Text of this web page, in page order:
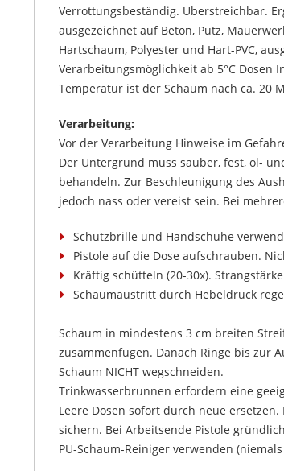
Verrottungsbeständig. Überstreichbar.
ausgezeichnet auf Beton, Putz,
Hartschaum, Polyester und Hart-PVC,
Verarbeitungsmöglichkeit ab 5°C Dosen
Temperatur ist der Schaum nach ca. 20
Verarbeitung:
Vor der Verarbeitung Hinweise im
Der Untergrund muss sauber, fest, öl-
behandeln. Zur Beschleunigung des
jedoch nass oder vereist sein. Bei
Schutzbrille und Handschuhe
Pistole auf die Dose aufschrauben.
Kräftig schütteln (20-30x).
Schaumaustritt durch Hebeldruck
Schaum in mindestens 3 cm breiten
zusammenfügen. Danach Ringe bis zur
Schaum NICHT wegschneiden.
Trinkwasserbrunnen erfordern eine
Leere Dosen sofort durch neue
sichern. Bei Arbeitsende Pistole
PU-Schaum-Reiniger verwenden (niemals